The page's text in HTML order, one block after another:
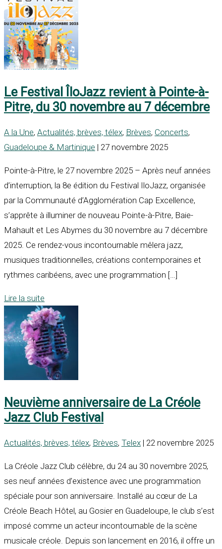
Le Festival ÎloJazz revient à Pointe-à-
Pitre, du 30 novembre au 7 décembre
A la Une, Actualités, brèves, télex, Brèves, Concerts,
Guadeloupe & Martinique | 27 novembre 2025
Pointe-à-Pitre, le 27 novembre 2025 – Après neuf années
d’interruption, la 8e édition du Festival IloJazz, organisée
par la Communauté d’Agglomération Cap Excellence,
s’apprête à illuminer de nouveau Pointe-à-Pitre, Baie-
Mahault et Les Abymes du 30 novembre au 7 décembre
2025. Ce rendez-vous incontournable mêlera jazz,
musiques traditionnelles, créations contemporaines et
rythmes caribéens, avec une programmation […]
Lire la suite
Neuvième anniversaire de La Créole
Jazz Club Festival
Actualités, brèves, télex, Brèves, Telex | 22 novembre 2025
La Créole Jazz Club célèbre, du 24 au 30 novembre 2025,
ses neuf années d’existence avec une programmation
spéciale pour son anniversaire. Installé au cœur de La
Créole Beach Hôtel, au Gosier en Guadeloupe, le club s’est
imposé comme un acteur incontournable de la scène
musicale créole. Depuis son lancement en 2016, il offre un